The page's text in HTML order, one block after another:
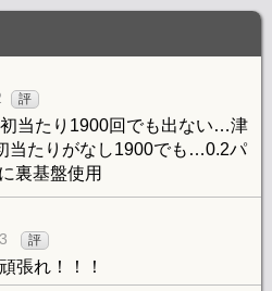
評
当たり1900回でも出ない…津
当たりがなし1900でも…0.2パ
裏基盤使用
評
張れ！！！